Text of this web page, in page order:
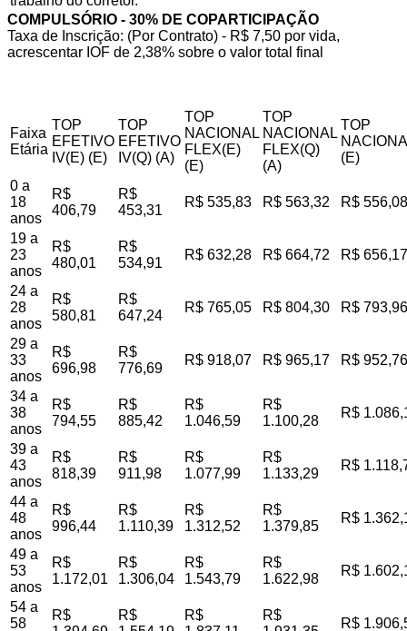
COMPULSÓRIO - 30% DE COPARTICIPAÇÃO
Taxa de Inscrição: (Por Contrato) - R$ 7,50 por vida,
acrescentar IOF de 2,38% sobre o valor total final
Faixa
Etária
TOP
EFETIVO
IV(E) (E)
TOP
EFETIVO
IV(Q) (A)
TOP
NACIONAL
FLEX(E)
(E)
TOP
NACIONAL
FLEX(Q)
(A)
TOP
(E)
0 a
18
anos
R$
406,79
R$
453,31
R$ 535,83 R$ 563,32 R$ 556,08
19 a
23
anos
R$
480,01
R$
534,91
R$ 632,28 R$ 664,72 R$ 656,17
24 a
28
anos
R$
580,81
R$
647,24
R$ 765,05 R$ 804,30 R$ 793,96
29 a
33
anos
R$
696,98
R$
776,69
R$ 918,07 R$ 965,17 R$ 952,76
34 a
38
anos
R$
794,55
R$
885,42
R$
1.046,59
R$
1.100,28
R$
39 a
43
anos
R$
818,39
R$
911,98
R$
1.077,99
R$
1.133,29
R$
44 a
48
anos
R$
996,44
R$
1.110,39
R$
1.312,52
R$
1.379,85
R$
49 a
53
anos
R$
1.172,01
R$
1.306,04
R$
1.543,79
R$
1.622,98
R$
54 a
58
R$
R$
R$
R$
R$